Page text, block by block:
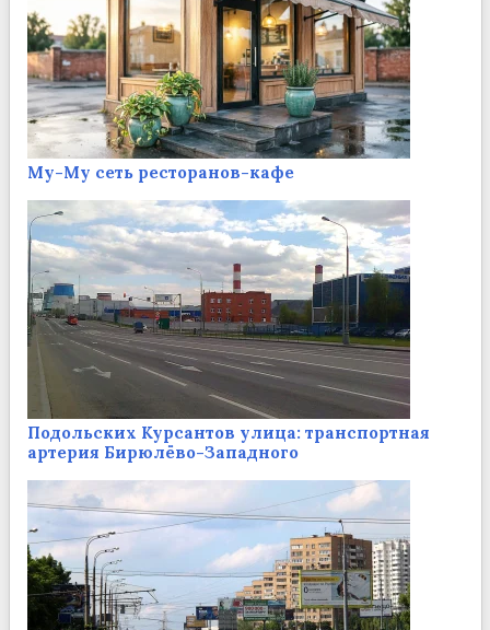
Му-Му сеть ресторанов-кафе
Подольских Курсантов улица: транспортная
артерия Бирюлёво-Западного